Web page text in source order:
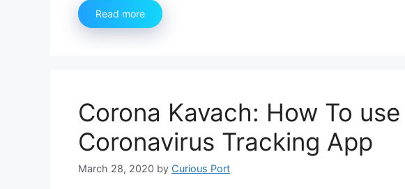
Read more
Corona Kavach: How To
Coronavirus Tracking App
March 28, 2020 by Curious Port